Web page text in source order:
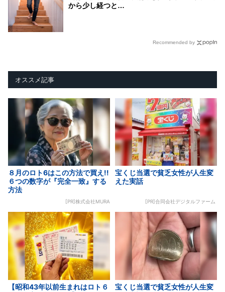
から少し経つと…
Recommended by
オススメ記事
８月のロト6はこの方法で買え!!
６つの数字が『完全一致』する
方法
[PR]株式会社MURA
宝くじ当選で貧乏女性が人生変
えた実話
[PR]合同会社デジタルファーム
【昭和43年以前生まれはロト６
宝くじ当選で貧乏女性が人生変